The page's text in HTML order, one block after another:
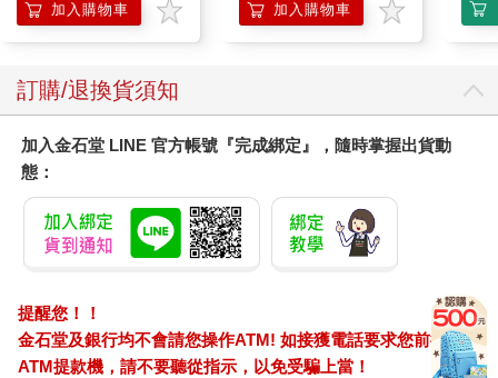
加入購物車 加入購物車
訂購/退換貨須知
加入金石堂 LINE 官方帳號『完成綁定』，隨時掌握出貨動
態：
提醒您！！
金石堂及銀行均不會請您操作ATM! 如接獲電話要求您前往
ATM提款機，請不要聽從指示，以免受騙上當！